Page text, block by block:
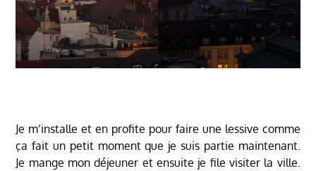
Je m’installe et en profite pour faire une lessive comme
ça fait un petit moment que je suis partie maintenant.
Je mange mon déjeuner et ensuite je file visiter la ville.